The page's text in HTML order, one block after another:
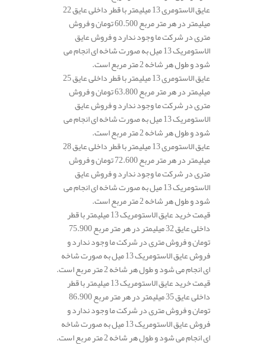
عایق الاستومری 13 میلیمتر با قطر داخلی عایق 22
میلیمتر در هر متر مربع 60.500 تومان و فروش
متری در شرکت ما وجود ندارد و فروش عایق
الاستومریک 13 میل به صورت شاخه ای انجام می
شود و طول هر شاخه 2 متر مربع است.
عایق الاستومری 13 میلیمتر با قطر داخلی عایق 25
میلیمتر در هر متر مربع 63.800 تومان و فروش
متری در شرکت ما وجود ندارد و فروش عایق
الاستومریک 13 میل به صورت شاخه ای انجام می
شود و طول هر شاخه 2 متر مربع است.
عایق الاستومری 13 میلیمتر با قطر داخلی عایق 28
میلیمتر در هر متر مربع 72.600 تومان و فروش
متری در شرکت ما وجود ندارد و فروش عایق
الاستومریک 13 میل به صورت شاخه ای انجام می
شود و طول هر شاخه 2 متر مربع است.
قیمت خرید عایق الاستومریک 13 میلیمتر با قطر
داخلی عایق 32 میلیمتر در هر متر مربع 75.900
تومان و فروش متری در شرکت ما وجود ندارد و
فروش عایق الاستومریک 13 میل به صورت شاخه
ای انجام می شود و طول هر شاخه 2 متر مربع است.
قیمت خرید عایق الاستومریک 13 میلیمتر با قطر
داخلی عایق 35 میلیمتر در هر متر مربع 86.900
تومان و فروش متری در شرکت ما وجود ندارد و
فروش عایق الاستومریک 13 میل به صورت شاخه
ای انجام می شود و طول هر شاخه 2 متر مربع است.